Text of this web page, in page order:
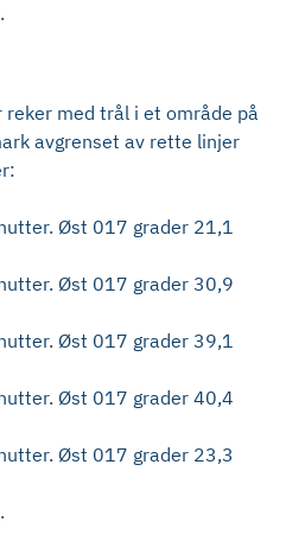
med trål i et område på
avgrenset av rette linjer
Øst 017 grader 21,1
Øst 017 grader 30,9
Øst 017 grader 39,1
Øst 017 grader 40,4
Øst 017 grader 23,3